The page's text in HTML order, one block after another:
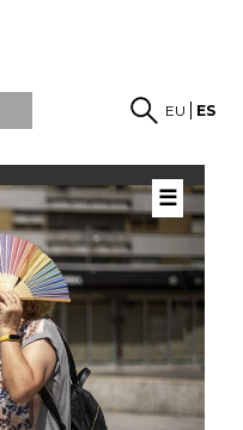
EU ES
☰